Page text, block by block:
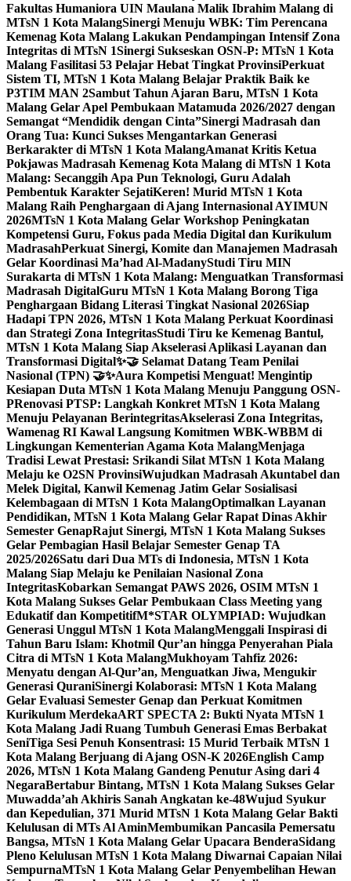
Fakultas Humaniora UIN Maulana Malik Ibrahim Malang di
MTsN 1 Kota MalangSinergi Menuju WBK: Tim Perencana
Kemenag Kota Malang Lakukan Pendampingan Intensif Zona
Integritas di MTsN 1Sinergi Sukseskan OSN-P: MTsN 1 Kota
Malang Fasilitasi 53 Pelajar Hebat Tingkat ProvinsiPerkuat
Sistem TI, MTsN 1 Kota Malang Belajar Praktik Baik ke
P3TIM MAN 2Sambut Tahun Ajaran Baru, MTsN 1 Kota
Malang Gelar Apel Pembukaan Matamuda 2026/2027 dengan
Semangat “Mendidik dengan Cinta”Sinergi Madrasah dan
Orang Tua: Kunci Sukses Mengantarkan Generasi
Berkarakter di MTsN 1 Kota MalangAmanat Kritis Ketua
Pokjawas Madrasah Kemenag Kota Malang di MTsN 1 Kota
Malang: Secanggih Apa Pun Teknologi, Guru Adalah
Pembentuk Karakter SejatiKeren! Murid MTsN 1 Kota
Malang Raih Penghargaan di Ajang Internasional AYIMUN
2026MTsN 1 Kota Malang Gelar Workshop Peningkatan
Kompetensi Guru, Fokus pada Media Digital dan Kurikulum
MadrasahPerkuat Sinergi, Komite dan Manajemen Madrasah
Gelar Koordinasi Ma’had Al-MadanyStudi Tiru MIN
Surakarta di MTsN 1 Kota Malang: Menguatkan Transformasi
Madrasah DigitalGuru MTsN 1 Kota Malang Borong Tiga
Penghargaan Bidang Literasi Tingkat Nasional 2026Siap
Hadapi TPN 2026, MTsN 1 Kota Malang Perkuat Koordinasi
dan Strategi Zona IntegritasStudi Tiru ke Kemenag Bantul,
MTsN 1 Kota Malang Siap Akselerasi Aplikasi Layanan dan
Transformasi Digital✨🤝 Selamat Datang Team Penilai
Nasional (TPN) 🤝✨Aura Kompetisi Menguat! Mengintip
Kesiapan Duta MTsN 1 Kota Malang Menuju Panggung OSN-
PRenovasi PTSP: Langkah Konkret MTsN 1 Kota Malang
Menuju Pelayanan BerintegritasAkselerasi Zona Integritas,
Wamenag RI Kawal Langsung Komitmen WBK-WBBM di
Lingkungan Kementerian Agama Kota MalangMenjaga
Tradisi Lewat Prestasi: Srikandi Silat MTsN 1 Kota Malang
Melaju ke O2SN ProvinsiWujudkan Madrasah Akuntabel dan
Melek Digital, Kanwil Kemenag Jatim Gelar Sosialisasi
Kelembagaan di MTsN 1 Kota MalangOptimalkan Layanan
Pendidikan, MTsN 1 Kota Malang Gelar Rapat Dinas Akhir
Semester GenapRajut Sinergi, MTsN 1 Kota Malang Sukses
Gelar Pembagian Hasil Belajar Semester Genap TA
2025/2026Satu dari Dua MTs di Indonesia, MTsN 1 Kota
Malang Siap Melaju ke Penilaian Nasional Zona
IntegritasKobarkan Semangat PAWS 2026, OSIM MTsN 1
Kota Malang Sukses Gelar Pembukaan Class Meeting yang
Edukatif dan KompetitifM*STAR OLYMPIAD: Wujudkan
Generasi Unggul MTsN 1 Kota MalangMenggali Inspirasi di
Tahun Baru Islam: Khotmil Qur’an hingga Penyerahan Piala
Citra di MTsN 1 Kota MalangMukhoyam Tahfiz 2026:
Menyatu dengan Al-Qur’an, Menguatkan Jiwa, Mengukir
Generasi QuraniSinergi Kolaborasi: MTsN 1 Kota Malang
Gelar Evaluasi Semester Genap dan Perkuat Komitmen
Kurikulum MerdekaART SPECTA 2: Bukti Nyata MTsN 1
Kota Malang Jadi Ruang Tumbuh Generasi Emas Berbakat
SeniTiga Sesi Penuh Konsentrasi: 15 Murid Terbaik MTsN 1
Kota Malang Berjuang di Ajang OSN-K 2026English Camp
2026, MTsN 1 Kota Malang Gandeng Penutur Asing dari 4
NegaraBertabur Bintang, MTsN 1 Kota Malang Sukses Gelar
Muwadda’ah Akhiris Sanah Angkatan ke-48Wujud Syukur
dan Kepedulian, 371 Murid MTsN 1 Kota Malang Gelar Bakti
Kelulusan di MTs Al AminMembumikan Pancasila Pemersatu
Bangsa, MTsN 1 Kota Malang Gelar Upacara BenderaSidang
Pleno Kelulusan MTsN 1 Kota Malang Diwarnai Capaian Nilai
SempurnaMTsN 1 Kota Malang Gelar Penyembelihan Hewan